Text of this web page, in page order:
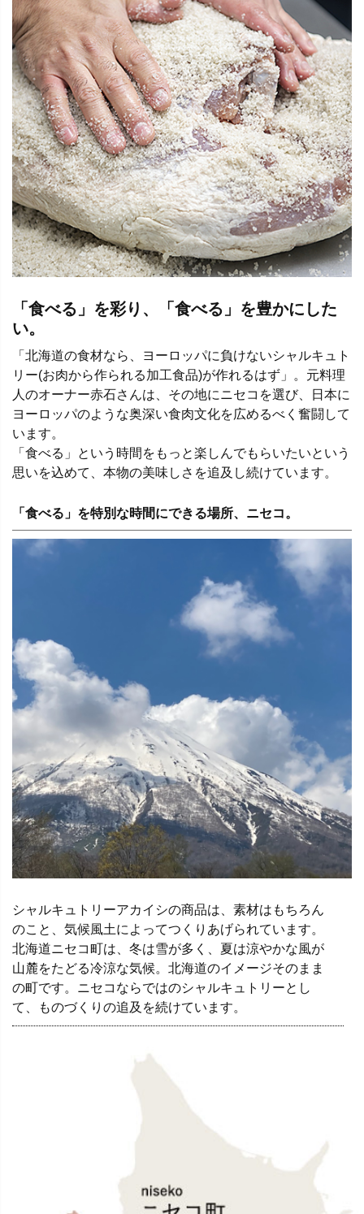
「食べる」を彩り、「食べる」を豊かにした
い。
「北海道の食材なら、ヨーロッパに負けないシャルキュト
リー(お肉から作られる加工食品)が作れるはず」。元料理
人のオーナー赤石さんは、その地にニセコを選び、日本に
ヨーロッパのような奥深い食肉文化を広めるべく奮闘して
います。
「食べる」という時間をもっと楽しんでもらいたいという
思いを込めて、本物の美味しさを追及し続けています。
「食べる」を特別な時間にできる場所、ニセコ。
シャルキュトリーアカイシの商品は、素材はもちろん
のこと、気候風土によってつくりあげられています。
北海道ニセコ町は、冬は雪が多く、夏は涼やかな風が
山麓をたどる冷涼な気候。北海道のイメージそのまま
の町です。ニセコならではのシャルキュトリーとし
て、ものづくりの追及を続けています。